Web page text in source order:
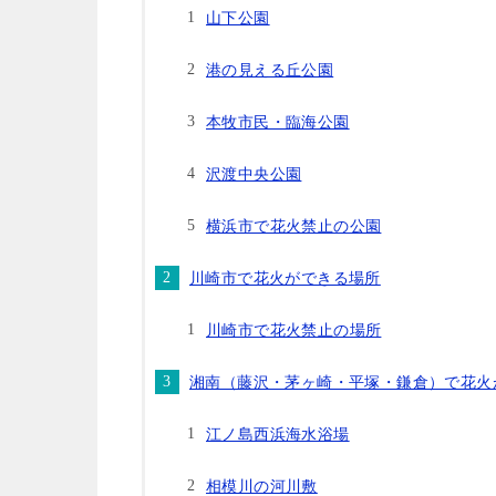
山下公園
港の見える丘公園
本牧市民・臨海公園
沢渡中央公園
横浜市で花火禁止の公園
川崎市で花火ができる場所
川崎市で花火禁止の場所
湘南（藤沢・茅ヶ崎・平塚・鎌倉）で花
江ノ島西浜海水浴場
相模川の河川敷